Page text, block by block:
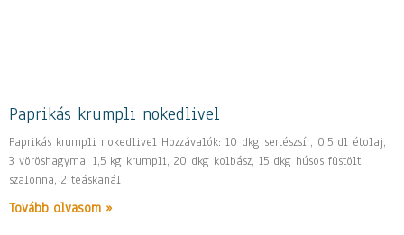
Paprikás krumpli nokedlivel
Paprikás krumpli nokedlivel Hozzávalók: 10 dkg sertészsír, 0,5 dl étolaj,
3 vöröshagyma, 1,5 kg krumpli, 20 dkg kolbász, 15 dkg húsos füstölt
szalonna, 2 teáskanál
Tovább olvasom »